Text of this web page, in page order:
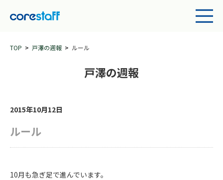
TOP 戸澤の週報 ルール
戸澤の週報
2015年10月12日
ルール
10月も急ぎ足で進んでいます。